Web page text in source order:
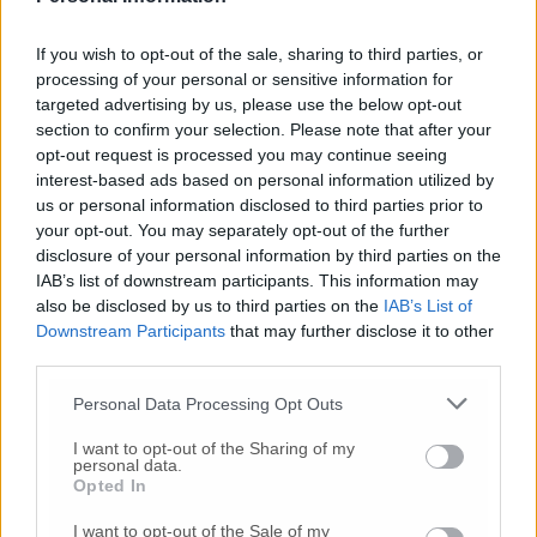
If you wish to opt-out of the sale, sharing to third parties, or
processing of your personal or sensitive information for
targeted advertising by us, please use the below opt-out
section to confirm your selection. Please note that after your
opt-out request is processed you may continue seeing
interest-based ads based on personal information utilized by
us or personal information disclosed to third parties prior to
your opt-out. You may separately opt-out of the further
disclosure of your personal information by third parties on the
IAB’s list of downstream participants. This information may
also be disclosed by us to third parties on the IAB’s List of
Downstream Participants that may further disclose it to other
Personal Data Processing Opt Outs
I want to opt-out of the Sharing of my
personal data.
Opted In
I want to opt-out of the Sale of my
Commenta
Commenta l'articolo
Gli articoli più letti
24 Lug-Bimbi costretti a colpirsi da solie lasciati al
buio:orrore all’asilo, arrestate due educatrici
Femminicidio a Loreto.
coltellate.Fermato il compagno: “L’ho ammazzata”
(Foto-Video)